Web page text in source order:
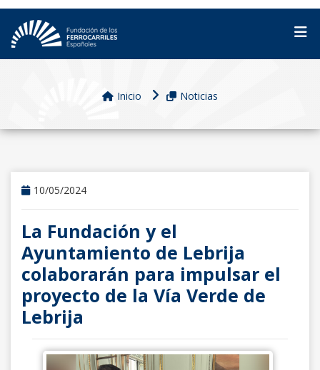
Inicio Noticias
10/05/2024
La Fundación y el
Ayuntamiento de Lebrija
colaborarán para impulsar el
proyecto de la Vía Verde de
Lebrija